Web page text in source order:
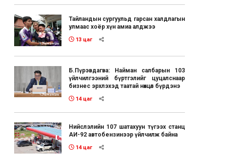
Тайландын сургуульд гарсан халдлагын
улмаас хоёр хүн амиа алджээ
13 цаг
Б.Пүрэвдагва: Найман салбарын 103
үйлчилгээний бүртгэлийг цуцалснаар
бизнес эрхлэхэд таатай нөхцөл бүрдэнэ
14 цаг
Нийслэлийн 107 шатахуун түгээх станц
АИ-92 автобензинээр үйлчилж байна
14 цаг